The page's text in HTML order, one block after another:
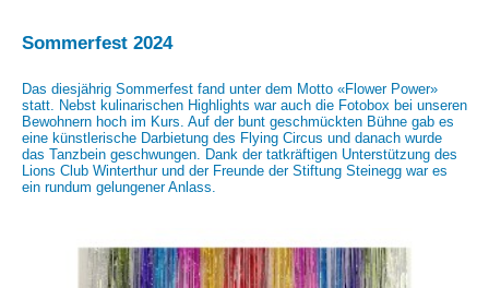
Sommerfest 2024
Das diesjährig Sommerfest fand unter dem Motto «Flower Power»
statt. Nebst kulinarischen Highlights war auch die Fotobox bei unseren
Bewohnern hoch im Kurs. Auf der bunt geschmückten Bühne gab es
eine künstlerische Darbietung des Flying Circus und danach wurde
das Tanzbein geschwungen. Dank der tatkräftigen Unterstützung des
Lions Club Winterthur und der Freunde der Stiftung Steinegg war es
ein rundum gelungener Anlass.